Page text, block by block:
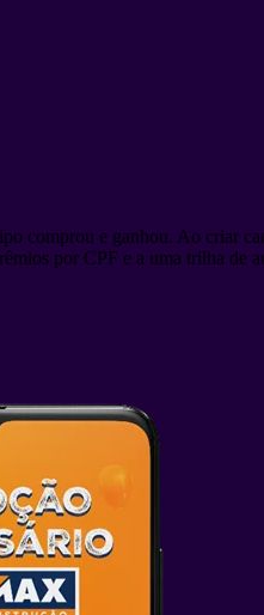
comprou e ganhou. Ao criar
por CPF e a uma trilha de